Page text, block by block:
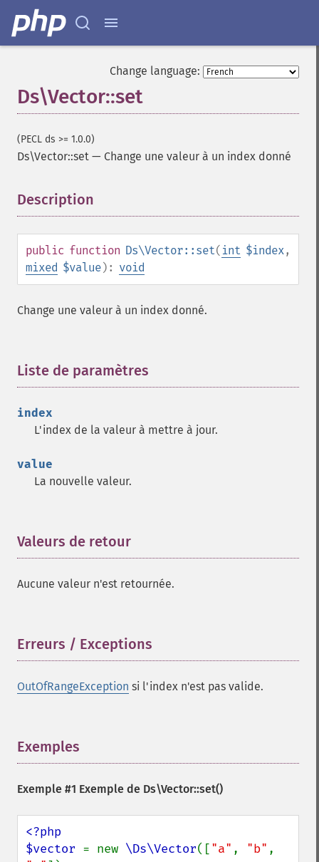
Change language:
Ds\Vector::set
(PECL ds >= 1.0.0)
Ds\Vector::set — Change une valeur à un index donné
Description
public function Ds\Vector::set( int $index,
mixed $value): void
Change une valeur à un index donné.
Liste de paramètres
index
L'index de la valeur à mettre à jour.
value
La nouvelle valeur.
Valeurs de retour
Aucune valeur n'est retournée.
Erreurs / Exceptions
OutOfRangeException si l'index n'est pas valide.
Exemples
Exemple #1 Exemple de Ds\Vector::set()
<?php
$vector = new \Ds\Vector(["a" , "b"